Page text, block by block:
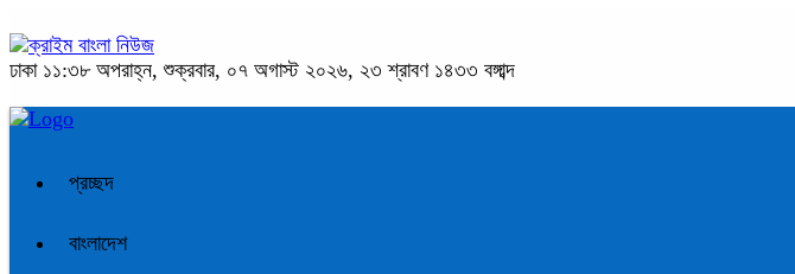
ঢাকা ১১:৩৮ অপরাহ্ন, শুক্রবার, ০৭ অগাস্ট ২০২৬, ২৩ শ্রাবণ ১৪৩৩ বঙ্গাব্দ
প্রচ্ছদ
বাংলাদেশ